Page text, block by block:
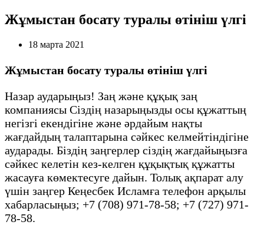
Жұмыстан босату туралы өтініш үлгі
18 марта 2021
Жұмыстан босату туралы өтініш үлгі
Назар аударыңыз! Заң және құқық заң
компаниясы Сіздің назарыңызды осы құжаттың
негізгі екендігіне және әрдайым нақты
жағдайдың талаптарына сәйкес келмейтіндігіне
аударады. Біздің заңгерлер сіздің жағдайыңызға
сәйкес келетін кез-келген құқықтық құжатты
жасауға көмектесуге дайын. Толық ақпарат алу
үшін заңгер Кеңесбек Исламға телефон арқылы
хабарласыңыз; +7 (708) 971-78-58; +7 (727) 971-
78-58.